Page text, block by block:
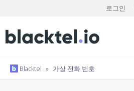
로그인
Blacktel » 가상 전화 번호